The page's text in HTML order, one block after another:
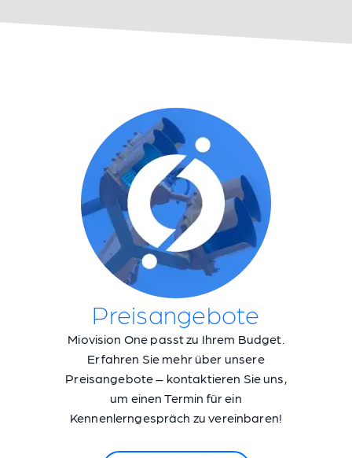
Preisangebote
Miovision One passt zu Ihrem Budget.
Erfahren Sie mehr über unsere
Preisangebote – kontaktieren Sie uns,
um einen Termin für ein
Kennenlerngespräch zu vereinbaren!